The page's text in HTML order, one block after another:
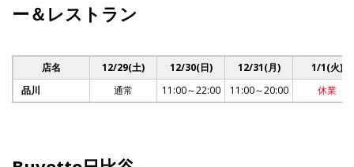
ー＆レストラン
店名 12/29(土) 12/30(日) 12/31(月)
1/1(火)
品川
通常 11:00～22:00 11:00～20:00 休業